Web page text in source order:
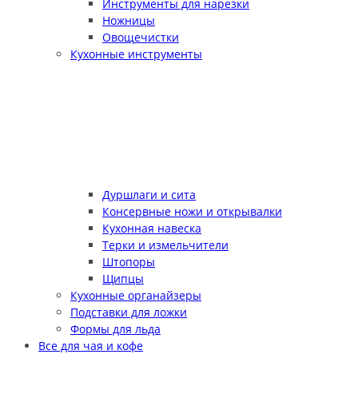
Инструменты для нарезки
Ножницы
Овощечистки
Кухонные инструменты
Дуршлаги и сита
Консервные ножи и открывалки
Кухонная навеска
Терки и измельчители
Штопоры
Щипцы
Кухонные органайзеры
Подставки для ложки
Формы для льда
Все для чая и кофе